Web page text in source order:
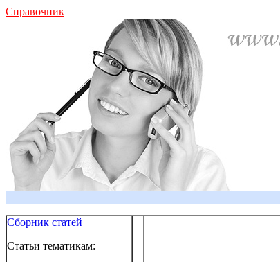
Справочник
Сборник статей
Статьи тематикам: